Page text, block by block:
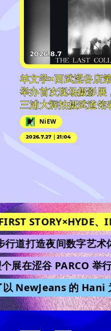
2026.8.7
羊文学×西武涩谷店
举办首次现场摄影展
三浦大辉拍摄武道馆
NiEW
2026.7.27｜21:04
STORY×HYDE、
打造夜间数字艺术体
在涩谷 PARCO 举
NewJeans 的 Hani